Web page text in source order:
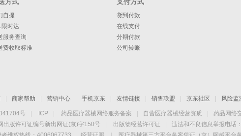
自提
限时达
服务查询
费收取标准
货到付款
在线支付
分期付款
公司转账
商家帮助 营销中心 手机京东 友情链接 销售联盟 京东社区 风险监
号 ICP 药品医疗器械网络服务备案 自营医疗器械经营资质 药品网络
出版许可证编号新出网证(京)字150号
出版物经营许可证
违法和不良信息举报电话